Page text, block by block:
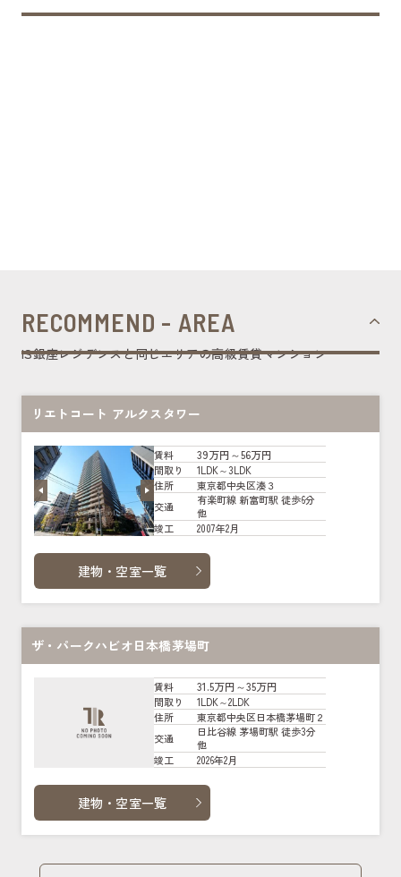
RECOMMEND - AREA
IS銀座レジデンスと同じエリアの高級賃貸マンション
リエトコート アルクスタワー
賃料 39万円～56万円
間取り
1LDK～3LDK
住所
東京都中央区湊３
交通
有楽町線 新富町駅 徒歩6分
他
竣工
2007年2月
建物・空室一覧
ザ・パークハビオ日本橋茅場町
賃料 31.5万円～35万円
間取り
1LDK～2LDK
住所
東京都中央区日本橋茅場町２
交通
日比谷線 茅場町駅 徒歩3分
他
竣工
2026年2月
建物・空室一覧